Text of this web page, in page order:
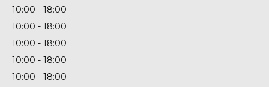
10:00
18:00
10:00
18:00
10:00
18:00
10:00
18:00
10:00
18:00